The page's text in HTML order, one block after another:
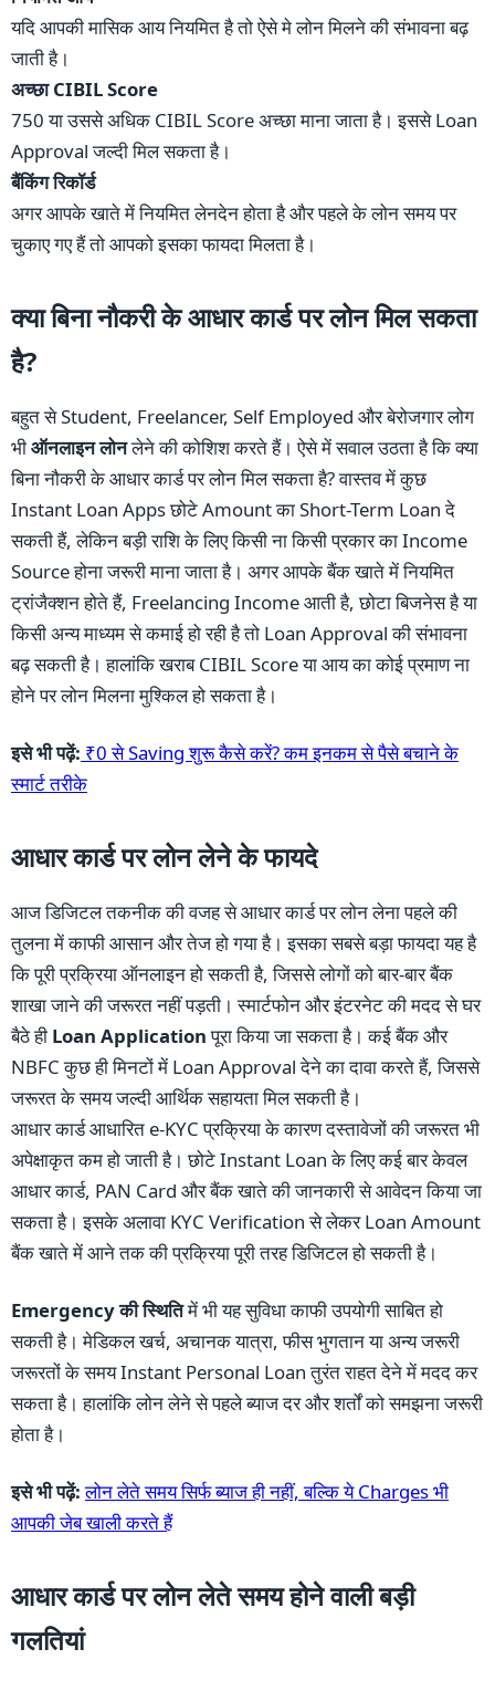
यदि आपकी मासिक आय नियमित है तो ऐसे मे लोन मिलने की संभावना बढ़
जाती है।
अच्छा CIBIL Score
750 या उससे अधिक CIBIL Score अच्छा माना जाता है। इससे Loan
Approval जल्दी मिल सकता है।
बैंकिंग रिकॉर्ड
अगर आपके खाते में नियमित लेनदेन होता है और पहले के लोन समय पर
चुकाए गए हैं तो आपको इसका फायदा मिलता है।
क्या बिना नौकरी के आधार कार्ड पर लोन मिल सकता
है?
बहुत से Student, Freelancer, Self Employed और बेरोजगार लोग
भीऑनलाइन लोनलेने की कोशिश करते हैं। ऐसे में सवाल उठता है कि क्या
बिना नौकरी के आधार कार्ड पर लोन मिल सकता है? वास्तव में कुछ
Instant Loan Apps छोटे Amount का Short-Term Loan दे
सकती हैं, लेकिन बड़ी राशि के लिए किसी ना किसी प्रकार का Income
Source होना जरूरी माना जाता है। अगर आपके बैंक खाते में नियमित
ट्रांजैक्शन होते हैं, Freelancing Income आती है, छोटा बिजनेस है या
किसी अन्य माध्यम से कमाई हो रही है तो Loan Approval की संभावना
बढ़ सकती है। हालांकि खराब CIBIL Score या आय का कोई प्रमाण ना
होने पर लोन मिलना मुश्किल हो सकता है।
इसे भी पढ़ें: ₹0 से Saving शुरू कैसे करें? कम इनकम से पैसे बचाने के
स्मार्ट तरीके
आधार कार्ड पर लोन लेने के फायदे
आज डिजिटल तकनीक की वजह से आधार कार्ड पर लोन लेना पहले की
तुलना में काफी आसान और तेज हो गया है। इसका सबसे बड़ा फायदा यह है
कि पूरी प्रक्रिया ऑनलाइन हो सकती है, जिससे लोगों को बार-बार बैंक
शाखा जाने की जरूरत नहीं पड़ती। स्मार्टफोन और इंटरनेट की मदद से घर
बैठे ही Loan Applicationपूरा किया जा सकता है। कई बैंक और
NBFC कुछ ही मिनटों में Loan Approval देने का दावा करते हैं, जिससे
जरूरत के समय जल्दी आर्थिक सहायता मिल सकती है।
आधार कार्ड आधारित e-KYC प्रक्रिया के कारण दस्तावेजों की जरूरत भी
अपेक्षाकृत कम हो जाती है। छोटे Instant Loan के लिए कई बार केवल
आधार कार्ड, PAN Card और बैंक खाते की जानकारी से आवेदन किया जा
सकता है। इसके अलावा KYC Verification से लेकर Loan Amount
बैंक खाते में आने तक की प्रक्रिया पूरी तरह डिजिटल हो सकती है।
Emergency की स्थितिमें भी यह सुविधा काफी उपयोगी साबित हो
सकती है। मेडिकल खर्च, अचानक यात्रा, फीस भुगतान या अन्य जरूरी
जरूरतों के समय Instant Personal Loan तुरंत राहत देने में मदद कर
सकता है। हालांकि लोन लेने से पहले ब्याज दर और शर्तों को समझना जरूरी
होता है।
इसे भी पढ़ें:लोन लेते समय सिर्फ ब्याज ही नहीं, बल्कि ये Charges भी
आपकी जेब खाली करते हैं
आधार कार्ड पर लोन लेते समय होने वाली बड़ी
गलतियां